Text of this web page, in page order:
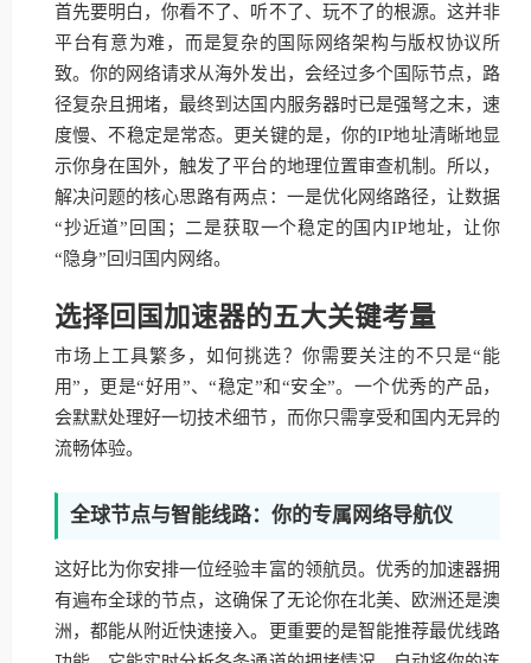
首先要明白，你看不了、听不了、玩不了的根源。这并非
平台有意为难，而是复杂的国际网络架构与版权协议所
致。你的网络请求从海外发出，会经过多个国际节点，路
径复杂且拥堵，最终到达国内服务器时已是强弩之末，速
度慢、不稳定是常态。更关键的是，你的IP地址清晰地显
示你身在国外，触发了平台的地理位置审查机制。所以，
解决问题的核心思路有两点：一是优化网络路径，让数据
“抄近道”回国；二是获取一个稳定的国内IP地址，让你
“隐身”回归国内网络。
选择回国加速器的五大关键考量
市场上工具繁多，如何挑选？你需要关注的不只是“能
用”，更是“好用”、“稳定”和“安全”。一个优秀的产品，
会默默处理好一切技术细节，而你只需享受和国内无异的
流畅体验。
全球节点与智能线路：你的专属网络导航仪
这好比为你安排一位经验丰富的领航员。优秀的加速器拥
有遍布全球的节点，这确保了无论你在北美、欧洲还是澳
洲，都能从附近快速接入。更重要的是智能推荐最优线路